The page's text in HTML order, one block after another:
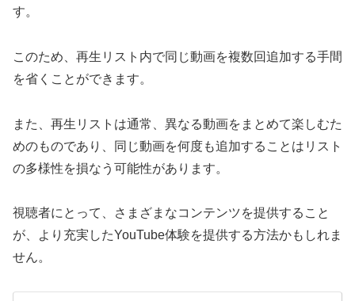
す。
このため、再生リスト内で同じ動画を複数回追加する手間
を省くことができます。
また、再生リストは通常、異なる動画をまとめて楽しむた
めのものであり、同じ動画を何度も追加することはリスト
の多様性を損なう可能性があります。
視聴者にとって、さまざまなコンテンツを提供すること
が、より充実したYouTube体験を提供する方法かもしれま
せん。